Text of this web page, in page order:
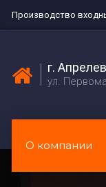
Производство
г.
ул.
О компании